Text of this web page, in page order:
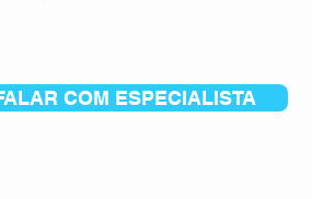
COM ESPECIALISTA